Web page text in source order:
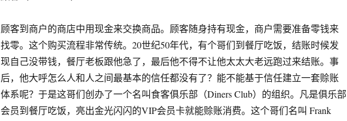
顾客到商户的商店中用现金来交换商品。顾客随身持有现金，商户需要准备零钱来
找零。这个购买流程非常传统。20世纪50年代，有个哥们到餐厅吃饭，结账时候发
现自己没带钱，餐厅老板跟他急了，最后他不得不让他太太大老远跑过来结账。事
后，他大呼怎么人和人之间最基本的信任都没有了？能不能基于信任建立一套赊账
体系呢？于是这哥们创办了一个名叫食客俱乐部（Diners Club）的组织。凡是俱乐部
会员到餐厅吃饭，亮出金光闪闪的VIP会员卡就能赊账消费。这个哥们名叫 Frank